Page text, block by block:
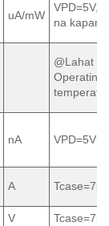
uA/mW
na
@Lahat ng
Operating
nA VPD=5V
A
V